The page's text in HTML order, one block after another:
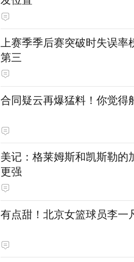
上赛季季后赛突破时失误
第三
合同疑云再爆猛料！你觉得
美记：格莱姆斯和凯斯勒的
更强
有点甜！北京女篮球员李一